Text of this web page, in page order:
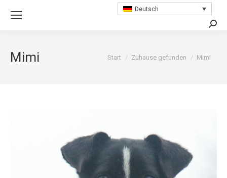
Deutsch
Mimi Sie befinden sich hier:
Start Zuhause gefunden Mimi